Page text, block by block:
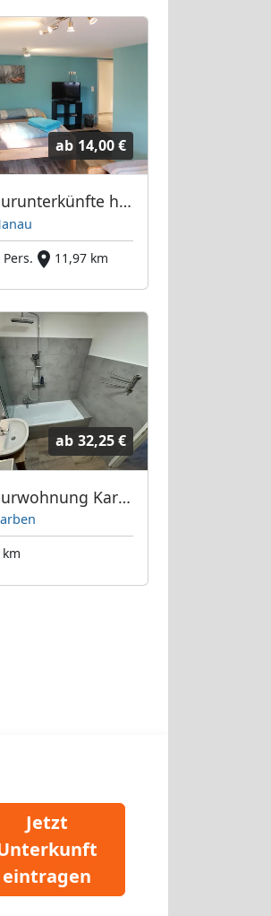
ab 14,00 €
Monteurunterkünfte honesty /Silvia
11,97 km
ab 32,25 €
Monteurwohnung Karben
Jetzt
eintragen